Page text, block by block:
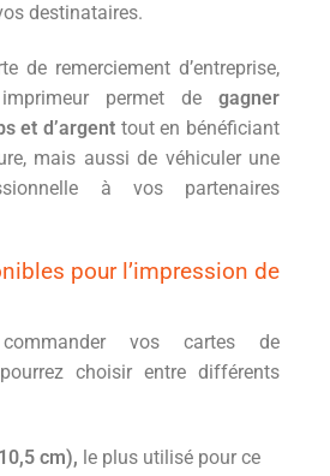
destinataires.
de remerciement d’entreprise,
permet de gagner
et d’argent tout en bénéficiant
mais aussi de véhiculer une
à vos partenaires
pour l’impression de
vos cartes de
choisir entre différents
cm), le plus utilisé pour ce